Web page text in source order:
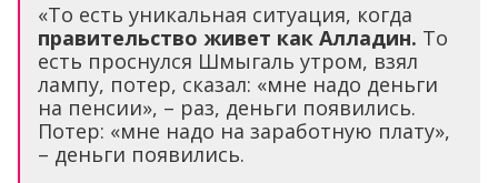
«То есть уникальная ситуация, когда
правительство живет как Алладин. То
есть проснулся Шмыгаль утром, взял
лампу, потер, сказал: «мне надо деньги
на пенсии», – раз, деньги появились.
Потер: «мне надо на заработную плату»,
– деньги появились.